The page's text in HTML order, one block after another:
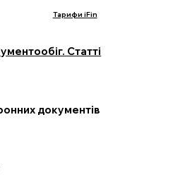
Тарифи iFin
Статті
документів